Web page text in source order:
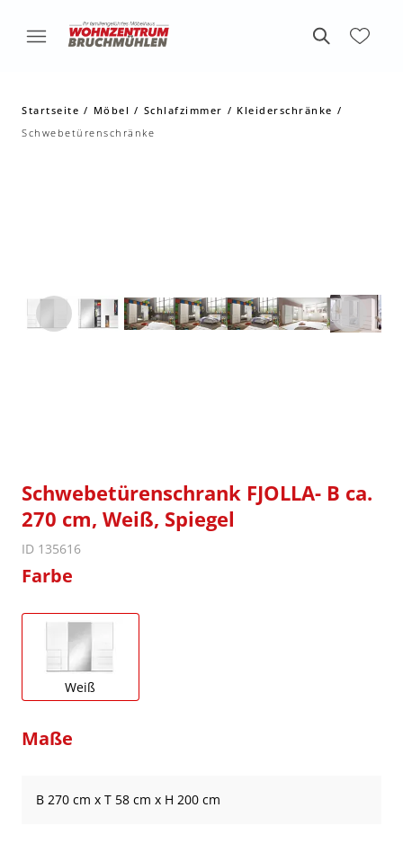
Startseite Möbel Schlafzimmer
Kleiderschränke
Schwebetürenschränke
Schwebetürenschrank FJOLLA- B ca.
270 cm, Weiß, Spiegel
ID 135616
Farbe
Weiß
Maße
B 270 cm x T 58 cm x H 200 cm